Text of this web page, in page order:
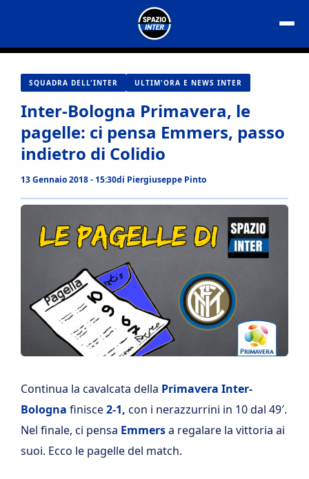
contenuto
SQUADRA DELL'INTER ULTIM'ORA E NEWS INTER
Inter-Bologna Primavera, le
pagelle: ci pensa Emmers, passo
indietro di Colidio
13 Gennaio 2018 - 15:30di Piergiuseppe Pinto
Continua la cavalcata della Primavera Inter-
Bologna finisce2-1, con i nerazzurrini in 10 dal 49′.
Nel finale, ci pensa Emmersa regalare la vittoria ai
suoi. Ecco le pagelle del match.